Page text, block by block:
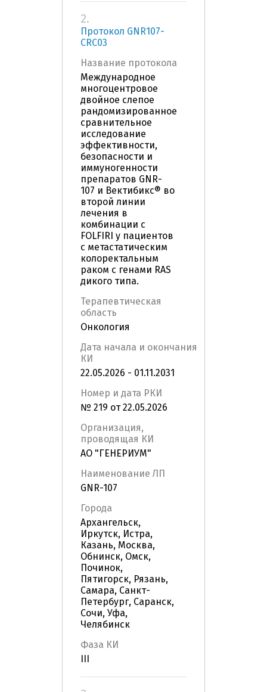
2.
Протокол GNR107-
CRC03
Название протокола
Международное
многоцентровое
двойное слепое
рандомизированное
сравнительное
исследование
эффективности,
безопасности и
иммуногенности
препаратов GNR-
107 и Вектибикс® во
второй линии
лечения в
комбинации с
FOLFIRI у пациентов
с метастатическим
колоректальным
раком с генами RAS
дикого типа.
Терапевтическая
область
Онкология
Дата начала и окончания
КИ
22.05.2026 - 01.11.2031
Номер и дата РКИ
№ 219 от 22.05.2026
Организация,
проводящая КИ
АО "ГЕНЕРИУМ"
Наименование ЛП
GNR-107
Города
Архангельск,
Иркутск, Истра,
Казань, Москва,
Обнинск, Омск,
Починок,
Пятигорск, Рязань,
Самара, Санкт-
Петербург, Саранск,
Сочи, Уфа,
Челябинск
Фаза КИ